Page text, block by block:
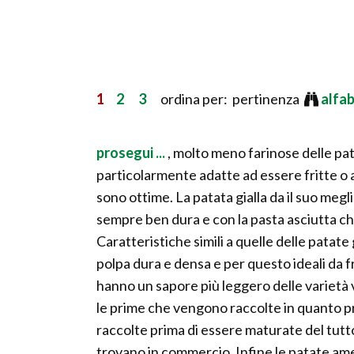
1 2 3ordina per: pertinenza
prosegui ..., molto meno farinose delle
particolarmente adatte ad essere fritte o
sono ottime. La patata gialla da il suo
sempre ben dura e con la pasta asciutta
Caratteristiche simili a quelle delle patate
polpa dura e densa e per questo ideali
hanno un sapore più leggero delle
le prime che vengono raccolte in quanto
raccolte prima di essere maturate del